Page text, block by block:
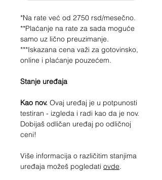
*Na rate već od 2750 rsd/mesečno.
**Plaćanje na rate za sada moguće
samo uz lično preuzimanje.
***Iskazana cena važi za gotovinsko,
online i plaćanje pouzećem.
Stanje uređaja
Kao nov. Ovaj uređaj je u potpunosti
testiran - izgleda i radi kao da je nov.
Dobijaš odličan uređaj po odličnoj
ceni!
Više informacija o različitim stanjima
uređaja možeš pogledati ovde.